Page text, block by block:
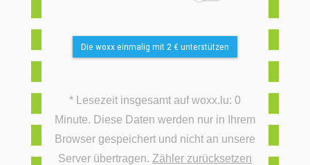
Die woxx einmalig mit 2 € unterstützen
* Lesezeit insgesamt auf woxx.lu: 0
Minute. Diese Daten werden nur in Ihrem
Browser gespeichert und nicht an unsere
Server übertragen. Zähler zurücksetzen